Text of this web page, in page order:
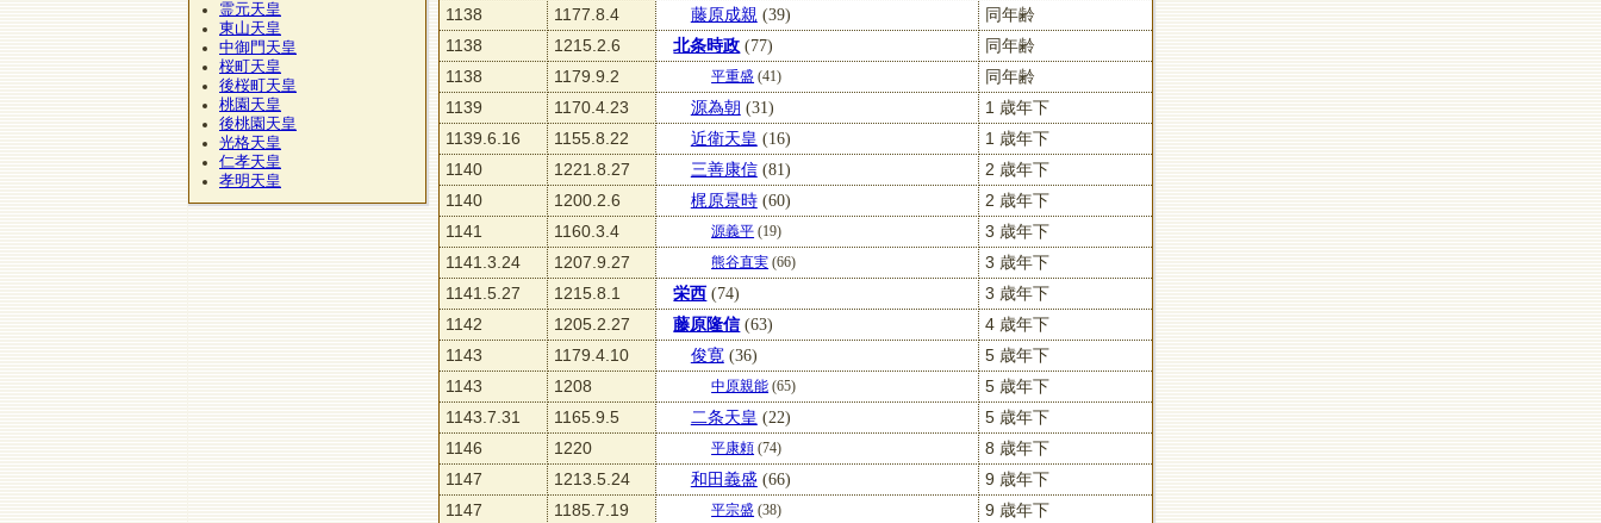
1138
1177.8.4 藤原成親 (39)
同年齢
1138
1215.2.6 北条時政 (77)
同年齢
1138
1179.9.2 平重盛 (41)
同年齢
1139
1170.4.23 源為朝 (31)
1 歳年下
1139.6.16
1155.8.22 近衛天皇 (16)
1 歳年下
1140
1221.8.27 三善康信(81)
2 歳年下
1140
1200.2.6 梶原景時(60)
2 歳年下
1141
1160.3.4 源義平 (19)
3 歳年下
1141.3.24
1207.9.27 熊谷直実 (66)
3 歳年下
1141.5.27
1215.8.1 栄西 (74)
3 歳年下
1142
1205.2.27 藤原隆信(63)
4 歳年下
1143
1179.4.10 俊寛(36)
5 歳年下
1143
1208 中原親能 (65)
5 歳年下
1143.7.31
1165.9.5 二条天皇 (22)
5 歳年下
1146
1220 平康頼 (74)
8 歳年下
1147
1213.5.24 和田義盛 (66)
9 歳年下
1147
1185.7.19 平宗盛 (38)
9 歳年下
霊元天皇
東山天皇
中御門天皇
桜町天皇
後桜町天皇
桃園天皇
後桃園天皇
光格天皇
仁孝天皇
孝明天皇